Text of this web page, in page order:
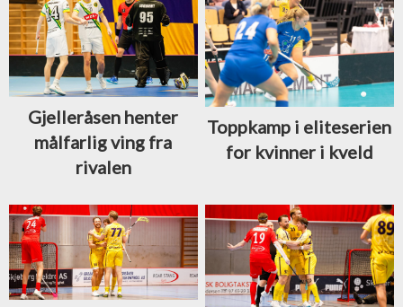
Gjelleråsen henter
målfarlig ving fra
rivalen
Toppkamp i eliteserien
for kvinner i kveld